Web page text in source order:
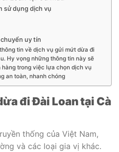
sử dụng dịch vụ
uy tín
tin về dịch vụ gửi mứt dừa đi
Hy vọng những thông tin này sẽ
trong việc lựa chọn dịch vụ
an toàn, nhanh chóng
đi Đài Loan tại Cà
thống của Việt Nam,
và các loại gia vị khác.